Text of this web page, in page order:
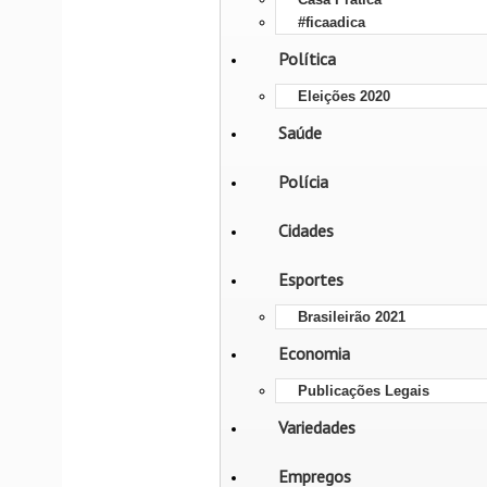
#ficaadica
Política
Eleições 2020
Saúde
Polícia
Cidades
Esportes
Brasileirão 2021
Economia
Publicações Legais
Variedades
Empregos